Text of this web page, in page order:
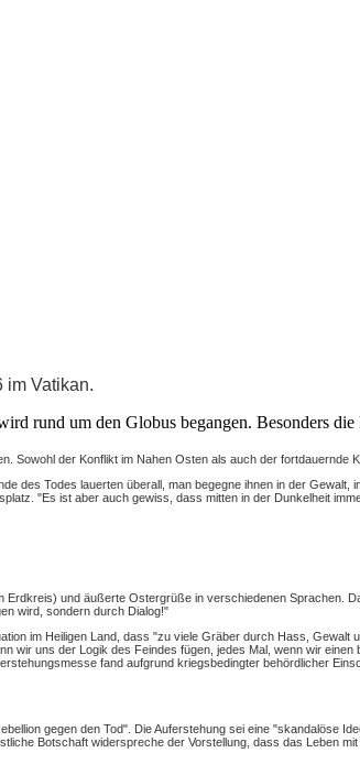
im Vatikan.
rund um den Globus begangen. Besonders
Sowohl der Konflikt im Nahen Osten als auch der
des Todes lauerten überall, man begegne ihnen in der
"Es ist aber auch gewiss, dass mitten in der Dunkelheit
und äußerte Ostergrüße in verschiedenen Sprachen.
wird, sondern durch Dialog!"
im Heiligen Land, dass "zu viele Gräber durch Hass,
wir uns der Logik des Feindes fügen, jedes Mal, wenn wir
fand aufgrund kriegsbedingter behördlicher
gegen den Tod". Die Auferstehung sei eine "skandalöse
Botschaft widerspreche der Vorstellung, dass das Leben